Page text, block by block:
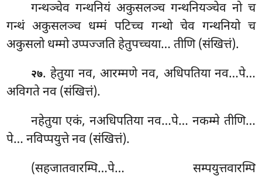
गन्थञ्चेव गन्थनियं अकुसलञ्च गन्थनियञ्चेव नो च
गन्थं अकुसलञ्च धम्मं पटिच्च गन्थो चेव गन्थनियो च
अकुसलो धम्मो उप्पज्जति हेतुपच्चया… तीणि (संखित्तं).
२७. हेतुया नव, आरम्मणे नव, अधिपतिया नव…पे…
अविगते नव (संखित्तं).
नहेतुया एकं, नअधिपतिया नव…पे… नकम्मे तीणि…
पे… नविप्पयुत्ते नव (संखित्तं).
(सहजातवारम्पि…पे… सम्पयुत्तवारम्पि